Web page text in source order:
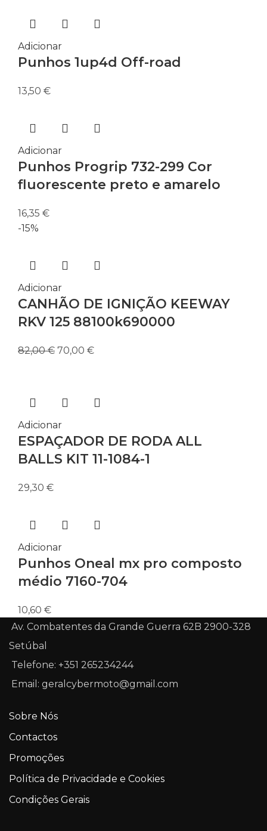
Adicionar
Punhos 1up4d Off-road
13,50 €
Adicionar
Punhos Progrip 732-299 Cor
fluorescente preto e amarelo
16,35 €
-15%
Adicionar
CANHÃO DE IGNIÇÃO KEEWAY
RKV 125 88100k690000
82,00€ O
82,00 €.
70,00 €O
70,00 €.
Adicionar
ESPAÇADOR DE RODA ALL
BALLS KIT 11-1084-1
29,30 €
Adicionar
Punhos Oneal mx pro composto
médio 7160-704
10,60 €
Av. Combatentes da Grande Guerra 62B 2900-328
Setúbal
Telefone: +351 265234244
Email: geralcybermoto@gmail.com
Sobre Nós
Contactos
Promoções
Política de Privacidade e Cookies
Condições Gerais